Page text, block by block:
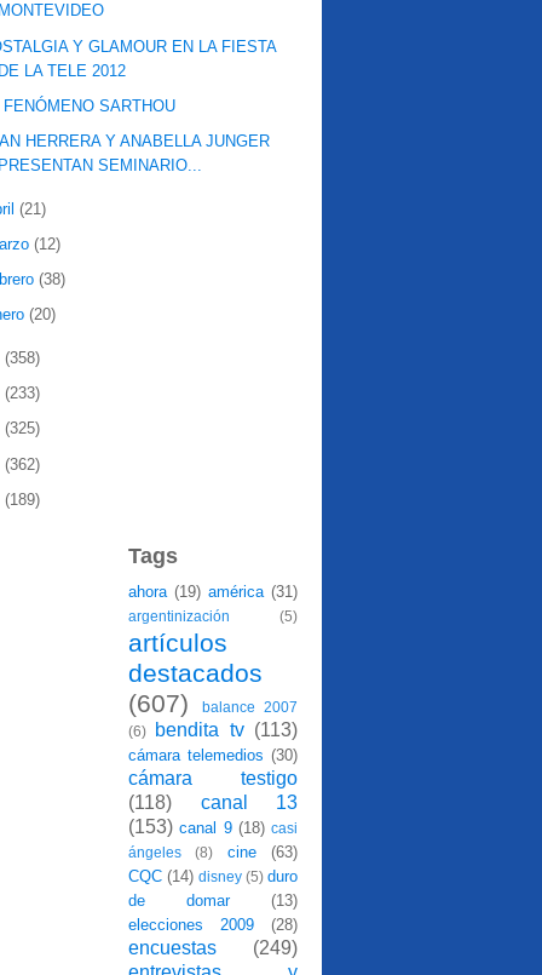
Y GLAMOUR EN LA FIESTA
LA TELE 2012
FENÓMENO SARTHOU
HERRERA Y ANABELLA JUNGER
SEMINARIO...
(21)
(12)
(38)
(20)
(358)
(233)
(325)
(362)
(189)
Tags
ahora (19) américa (31)
argentinización (5)
artículos
destacados
(607)
balance 2007
(6)
bendita tv (113)
cámara telemedios (30)
cámara testigo
(118)
canal 13
(153) canal 9 (18) casi
ángeles
(8) cine
(63)
CQC (14) disney (5) duro
de domar
(13)
elecciones 2009
(28)
encuestas
(249)